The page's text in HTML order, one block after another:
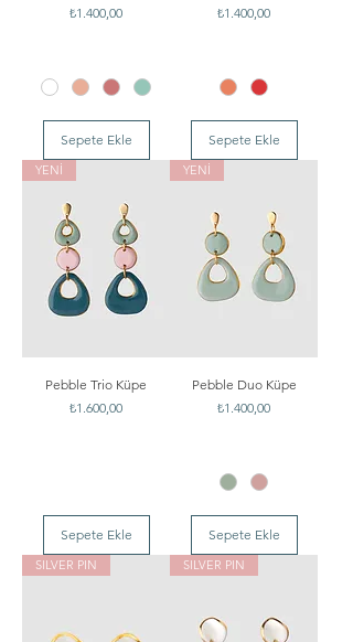
Fiyat
₺1.400,00
Sepete Ekle
Fiyat
₺1.400,00
Sepete Ekle
YENİ
Pebble Trio Küpe
Fiyat
₺1.600,00
Sepete Ekle
YENİ
Pebble Duo Küpe
Fiyat
₺1.400,00
Sepete Ekle
SILVER PIN SILVER PIN